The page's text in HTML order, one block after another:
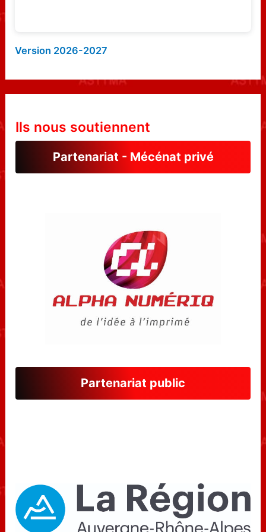
Version 2026-2027
Ils nous soutiennent
Partenariat - Mécénat privé
Partenariat public